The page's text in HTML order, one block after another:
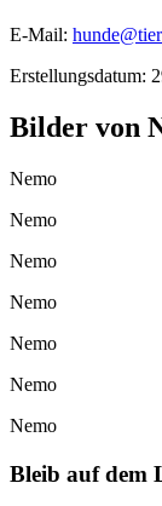
E-Mail:
Erstellungsdatum:
Bilder von
Nemo
Nemo
Nemo
Nemo
Nemo
Nemo
Nemo
Bleib auf dem